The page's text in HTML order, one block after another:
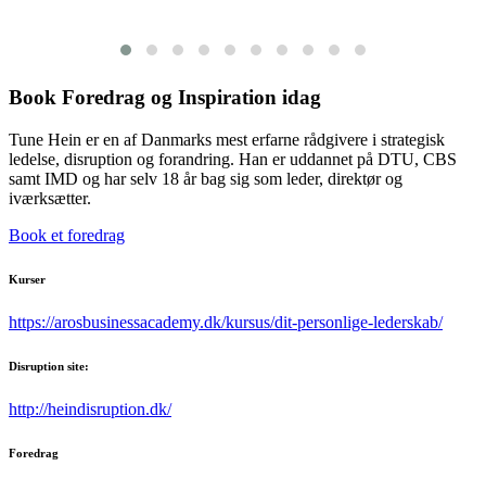
Book Foredrag og Inspiration idag
Tune Hein er en af Danmarks mest erfarne rådgivere i strategisk
ledelse, disruption og forandring. Han er uddannet på DTU, CBS
samt IMD og har selv 18 år bag sig som leder, direktør og
iværksætter.
Book et foredrag
Kurser
https://arosbusinessacademy.dk/kursus/dit-personlige-lederskab/
Disruption site:
http://heindisruption.dk/
Foredrag